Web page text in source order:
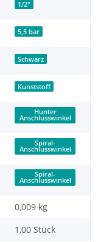
1/2"
5,5 bar
Schwarz
Kunststoff
Hunter
Anschlusswinkel
Spiral-
Anschlusswinkel
Spiral-
Anschlusswinkel
0,009 kg
1,00 Stück